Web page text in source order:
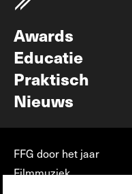
Awards
Educatie
Praktisch
Nieuws
FFG door het jaar
Filmmuziek